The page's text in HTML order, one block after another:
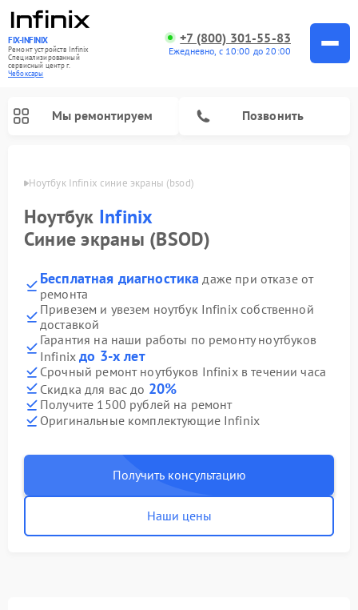
FIX-INFINIX
Ремонт устройств Infinix
Специализированный
cервисный центр г.
Чебоксары
+7 (800) 301-55-83
Ежедневно, с 10:00 до 20:00
Мы ремонтируем Позвонить
Ноутбук Infinix синие экраны (bsod)
Ноутбук Infinix
Синие экраны (BSOD)
Бесплатная диагностика даже при отказе от
ремонта
Привезем и увезем ноутбук Infinix собственной
доставкой
Гарантия на наши работы по ремонту ноутбуков
Infinixдо 3-х лет
Срочный ремонт ноутбуков Infinix в течении часа
Скидка для вас до 20%
Получите 1500 рублей на ремонт
Оригинальные комплектующие Infinix
Получить консультацию
Наши цены